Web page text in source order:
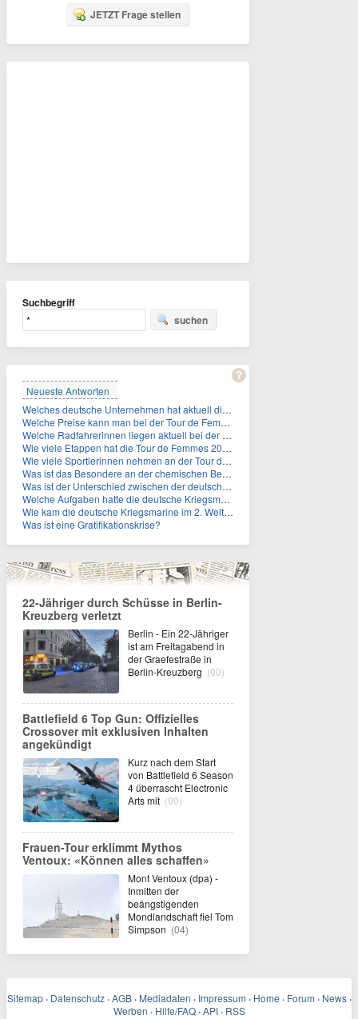
JETZT Frage stellen
Suchbegriff
suchen
Neueste Antworten
Welches deutsche Unternehmen hat aktuell die höchste Marktkapitalisierung?
Welche Preise kann man bei der Tour de Femmes 2026 gewinnen?
Welche Radfahrerinnen liegen aktuell bei der Tour de Femmes in der Gesamtwertung auf den ersten 3 Plåtzen?
Wie viele Etappen hat die Tour de Femmes 2026?
Wie viele Sportlerinnen nehmen an der Tour de Femmes teil?
Was ist das Besondere an der chemischen Bezeichnung für Titin?
Was ist der Unterschied zwischen der deutschen Kriegsmarine im 2. Weltkrieg und der Naziflotte?
Welche Aufgaben hatte die deutsche Kriegsmarine im 2. Weltkrieg im Schwarzen Meer?
Wie kam die deutsche Kriegsmarine im 2. Weltkrieg ins Schwarze Meer?
Was ist eine Gratifikationskrise?
22-Jähriger durch Schüsse in Berlin-
Kreuzberg verletzt
Berlin - Ein 22-Jähriger
ist am Freitagabend in
der Graefestraße in
Berlin-Kreuzberg (00)
Battlefield 6 Top Gun: Offizielles
Crossover mit exklusiven Inhalten
angekündigt
Kurz nach dem Start
von Battlefield 6 Season
4 überrascht Electronic
Arts mit (00)
Frauen-Tour erklimmt Mythos
Ventoux: «Können alles schaffen»
Mont Ventoux (dpa) -
Inmitten der
beängstigenden
Mondlandschaft fiel Tom
Simpson (04)
Sitemap · Datenschutz · AGB · Mediadaten · Impressum · Home · Forum · News ·
Werben · Hilfe/FAQ · API · RSS